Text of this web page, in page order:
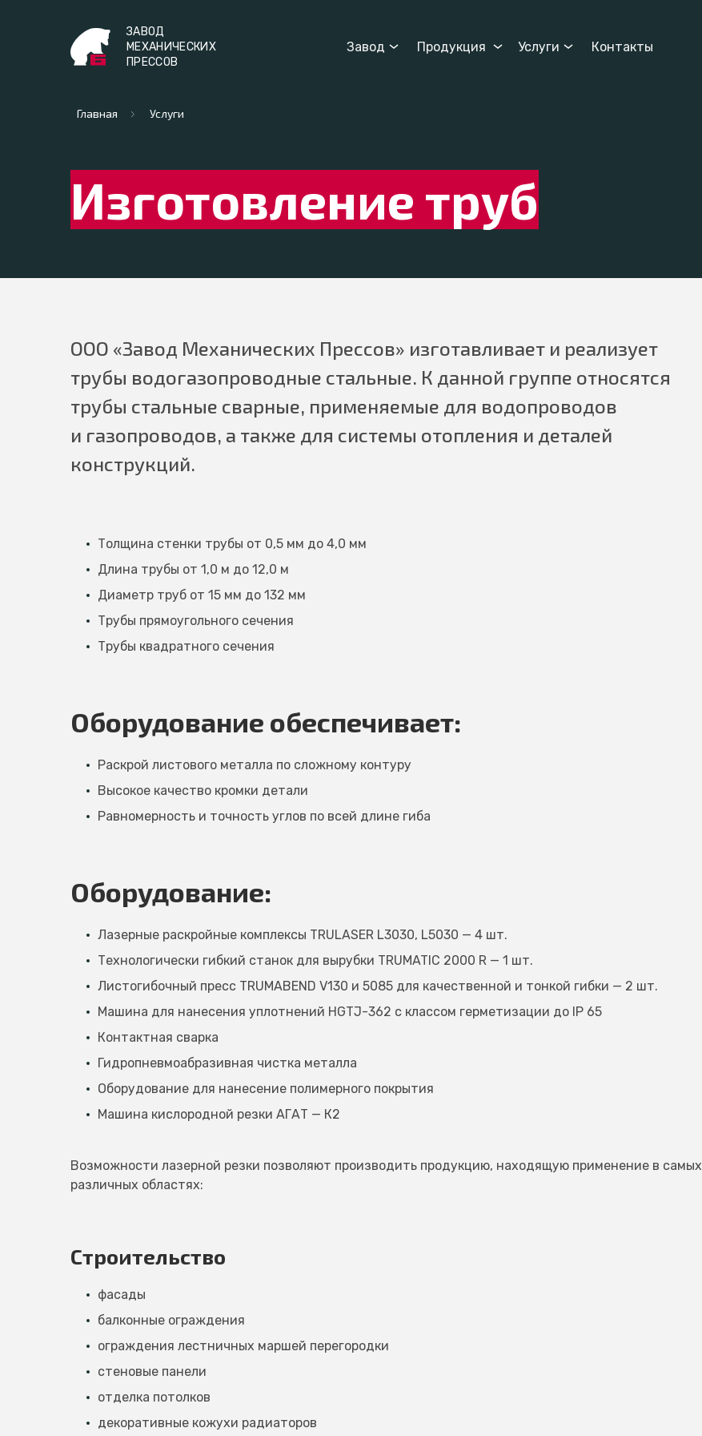
ЗАВОД
МЕХАНИЧЕСКИХ
ПРЕССОВ
Завод Продукция Услуги Контакты
Главная Услуги
Изготовление труб
ООО «Завод Механических Прессов» изготавливает и реализует
трубы водогазопроводные стальные. К данной группе относятся
трубы стальные сварные, применяемые для водопроводов
и газопроводов, а также для системы отопления и деталей
конструкций.
Толщина стенки трубы от 0,5 мм до 4,0 мм
Длина трубы от 1,0 м до 12,0 м
Диаметр труб от 15 мм до 132 мм
Трубы прямоугольного сечения
Трубы квадратного сечения
Оборудование обеспечивает:
Раскрой листового металла по сложному контуру
Высокое качество кромки детали
Равномерность и точность углов по всей длине гиба
Оборудование:
Лазерные раскройные комплексы TRULASER L3030, L5030 — 4 шт.
Технологически гибкий станок для вырубки TRUMATIC 2000 R — 1 шт.
Листогибочный пресс TRUMABEND V130 и 5085 для качественной и тонкой гибки — 2 шт.
Машина для нанесения уплотнений HGTJ-362 с классом герметизации до IP 65
Контактная сварка
Гидропневмоабразивная чистка металла
Оборудование для нанесение полимерного покрытия
Машина кислородной резки АГАТ — К2
Возможности лазерной резки позволяют производить продукцию, находящую применение в самых
различных областях:
Строительство
фасады
балконные ограждения
ограждения лестничных маршей перегородки
стеновые панели
отделка потолков
декоративные кожухи радиаторов